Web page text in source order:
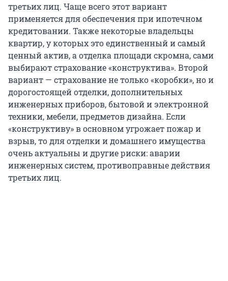
третьих лиц. Чаще всего этот вариант
применяется для обеспечения при ипотечном
кредитовании. Также некоторые владельцы
квартир, у которых это единственный и самый
ценный актив, а отделка площади скромна, сами
выбирают страхование «конструктива». Второй
вариант — страхование не только «коробки», но и
дорогостоящей отделки, дополнительных
инженерных приборов, бытовой и электронной
техники, мебели, предметов дизайна. Если
«конструктиву» в основном угрожает пожар и
взрыв, то для отделки и домашнего имущества
очень актуальны и другие риски: аварии
инженерных систем, противоправные действия
третьих лиц.